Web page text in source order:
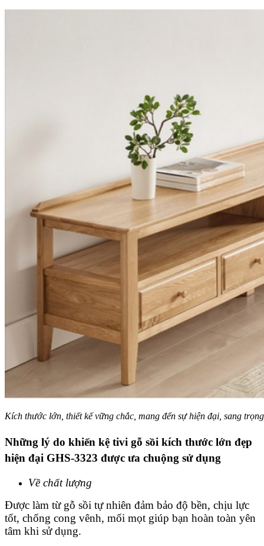
Kích thước lớn, thiết kế vững chắc, mang đến sự hiện đại, sang
Những lý do khiến kệ tivi gỗ sồi kích thước lớn đẹp
hiện đại GHS-3323 được ưa chuộng sử dụng
Về chất lượng
Được làm từ gỗ sồi tự nhiên đảm bảo độ bền, chịu lực
tốt, chống cong vênh, mối mọt giúp bạn hoàn toàn yên
tâm khi sử dụng.